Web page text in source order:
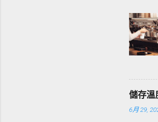
儲存溫
6月 29,